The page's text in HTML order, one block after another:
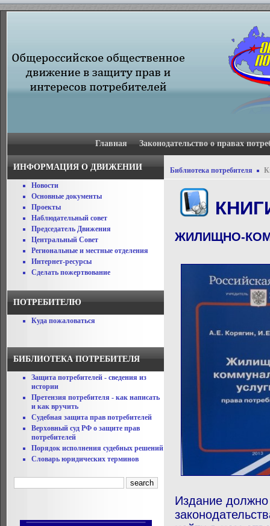
Главная Законодательство о правах
ИНФОРМАЦИЯ О ДВИЖЕНИИ
Новости
Основные документы
Проекты
Наблюдательный совет
Председатель Движения
Центральный Совет
Региональные и местные отделения
Интернет-ресурсы
Сделать пожертвование
ПОТРЕБИТЕЛЮ
Куда пожаловаться
БИБЛИОТЕКА ПОТРЕБИТЕЛЯ
Защита потребителей - сведения из
истории
Претензия потребителя - как написать
и как вручить
Судебная защита прав потребителей
Верховный суд РФ о защите прав
потребителей
Порядок исполнения судебных решений
Словарь юридических терминов
Библиотека потребителя
ЖИЛИЩНО-
Издание должно